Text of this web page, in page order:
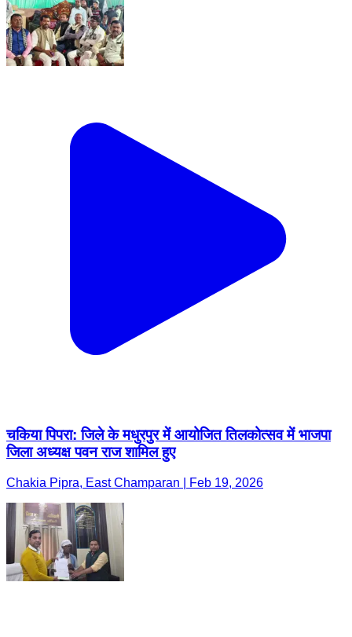
चकिया पिपरा: जिले के मधुरपुर में आयोजित तिलकोत्सव में भाजपा
जिला अध्यक्ष पवन राज शामिल हुए
Chakia Pipra, East Champaran | Feb 19, 2026